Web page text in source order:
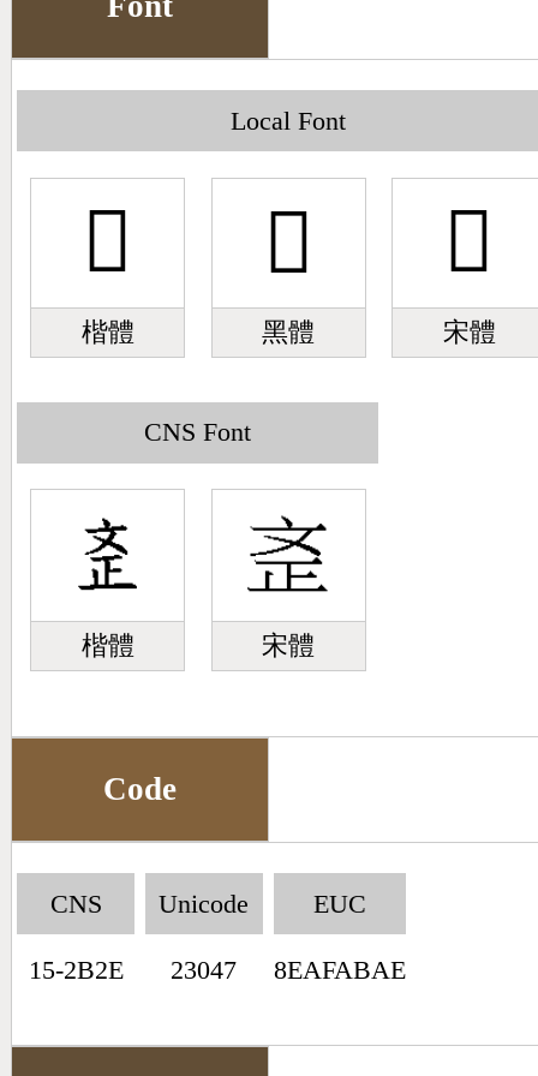
Local Font
𣁇
楷體
𣁇
黑體
𣁇
宋體
CNS Font
楷體 宋體
Code
CNS
15-2B2E
Unicode
23047
EUC
8EAFABAE